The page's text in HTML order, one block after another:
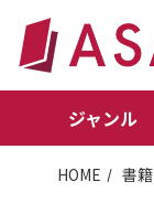
ジャンル
HOME 書籍